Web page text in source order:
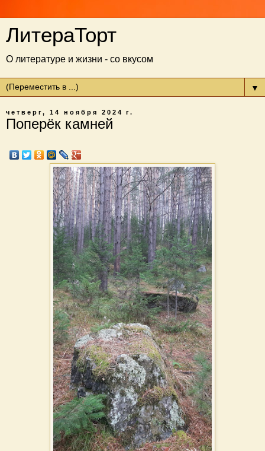
ЛитераТорт
О литературе и жизни - со вкусом
▼
четверг, 14 ноября 2024 г.
Поперёк камней